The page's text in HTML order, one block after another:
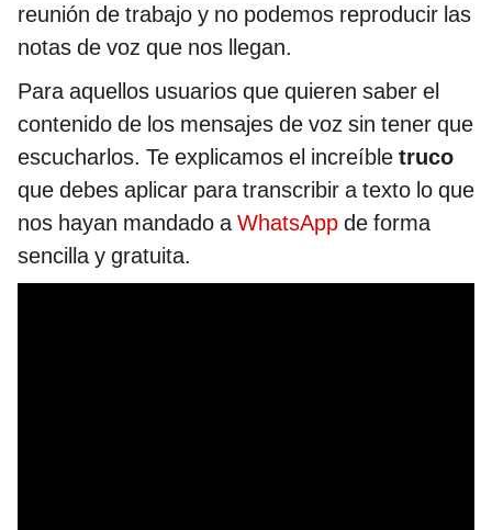
reunión de trabajo y no podemos reproducir las
notas de voz que nos llegan.
Para aquellos usuarios que quieren saber el
contenido de los mensajes de voz sin tener que
escucharlos. Te explicamos el increíble truco
que debes aplicar para transcribir a texto lo que
nos hayan mandado aWhatsApp de forma
sencilla y gratuita.